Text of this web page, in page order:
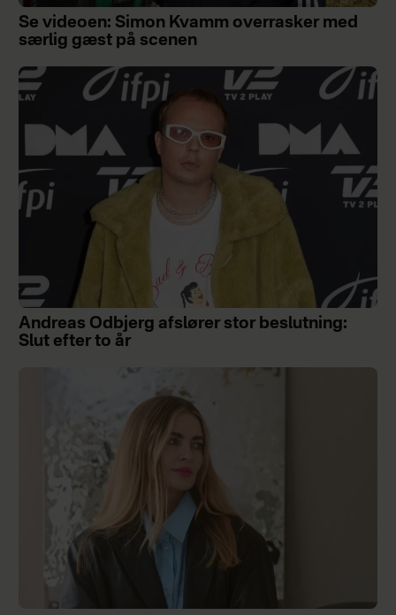
Se videoen: Simon Kvamm overrasker med
særlig gæst på scenen
Andreas Odbjerg afslører stor beslutning:
Slut efter to år